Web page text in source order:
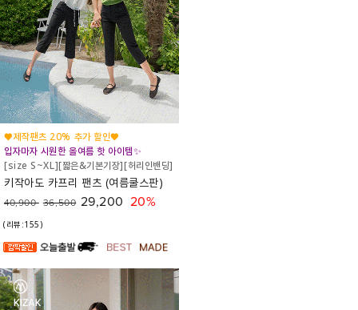
♥제작팬츠 20% 추가 할인♥
입자마자 시원한 올여름 핫 아이템✨
[size S~XL][짧은&기본기장][허리인밴딩]
키작아도 카프리 팬츠 (여름쿨스판)
40,900 36,500 29,200 20%
(리뷰:155)